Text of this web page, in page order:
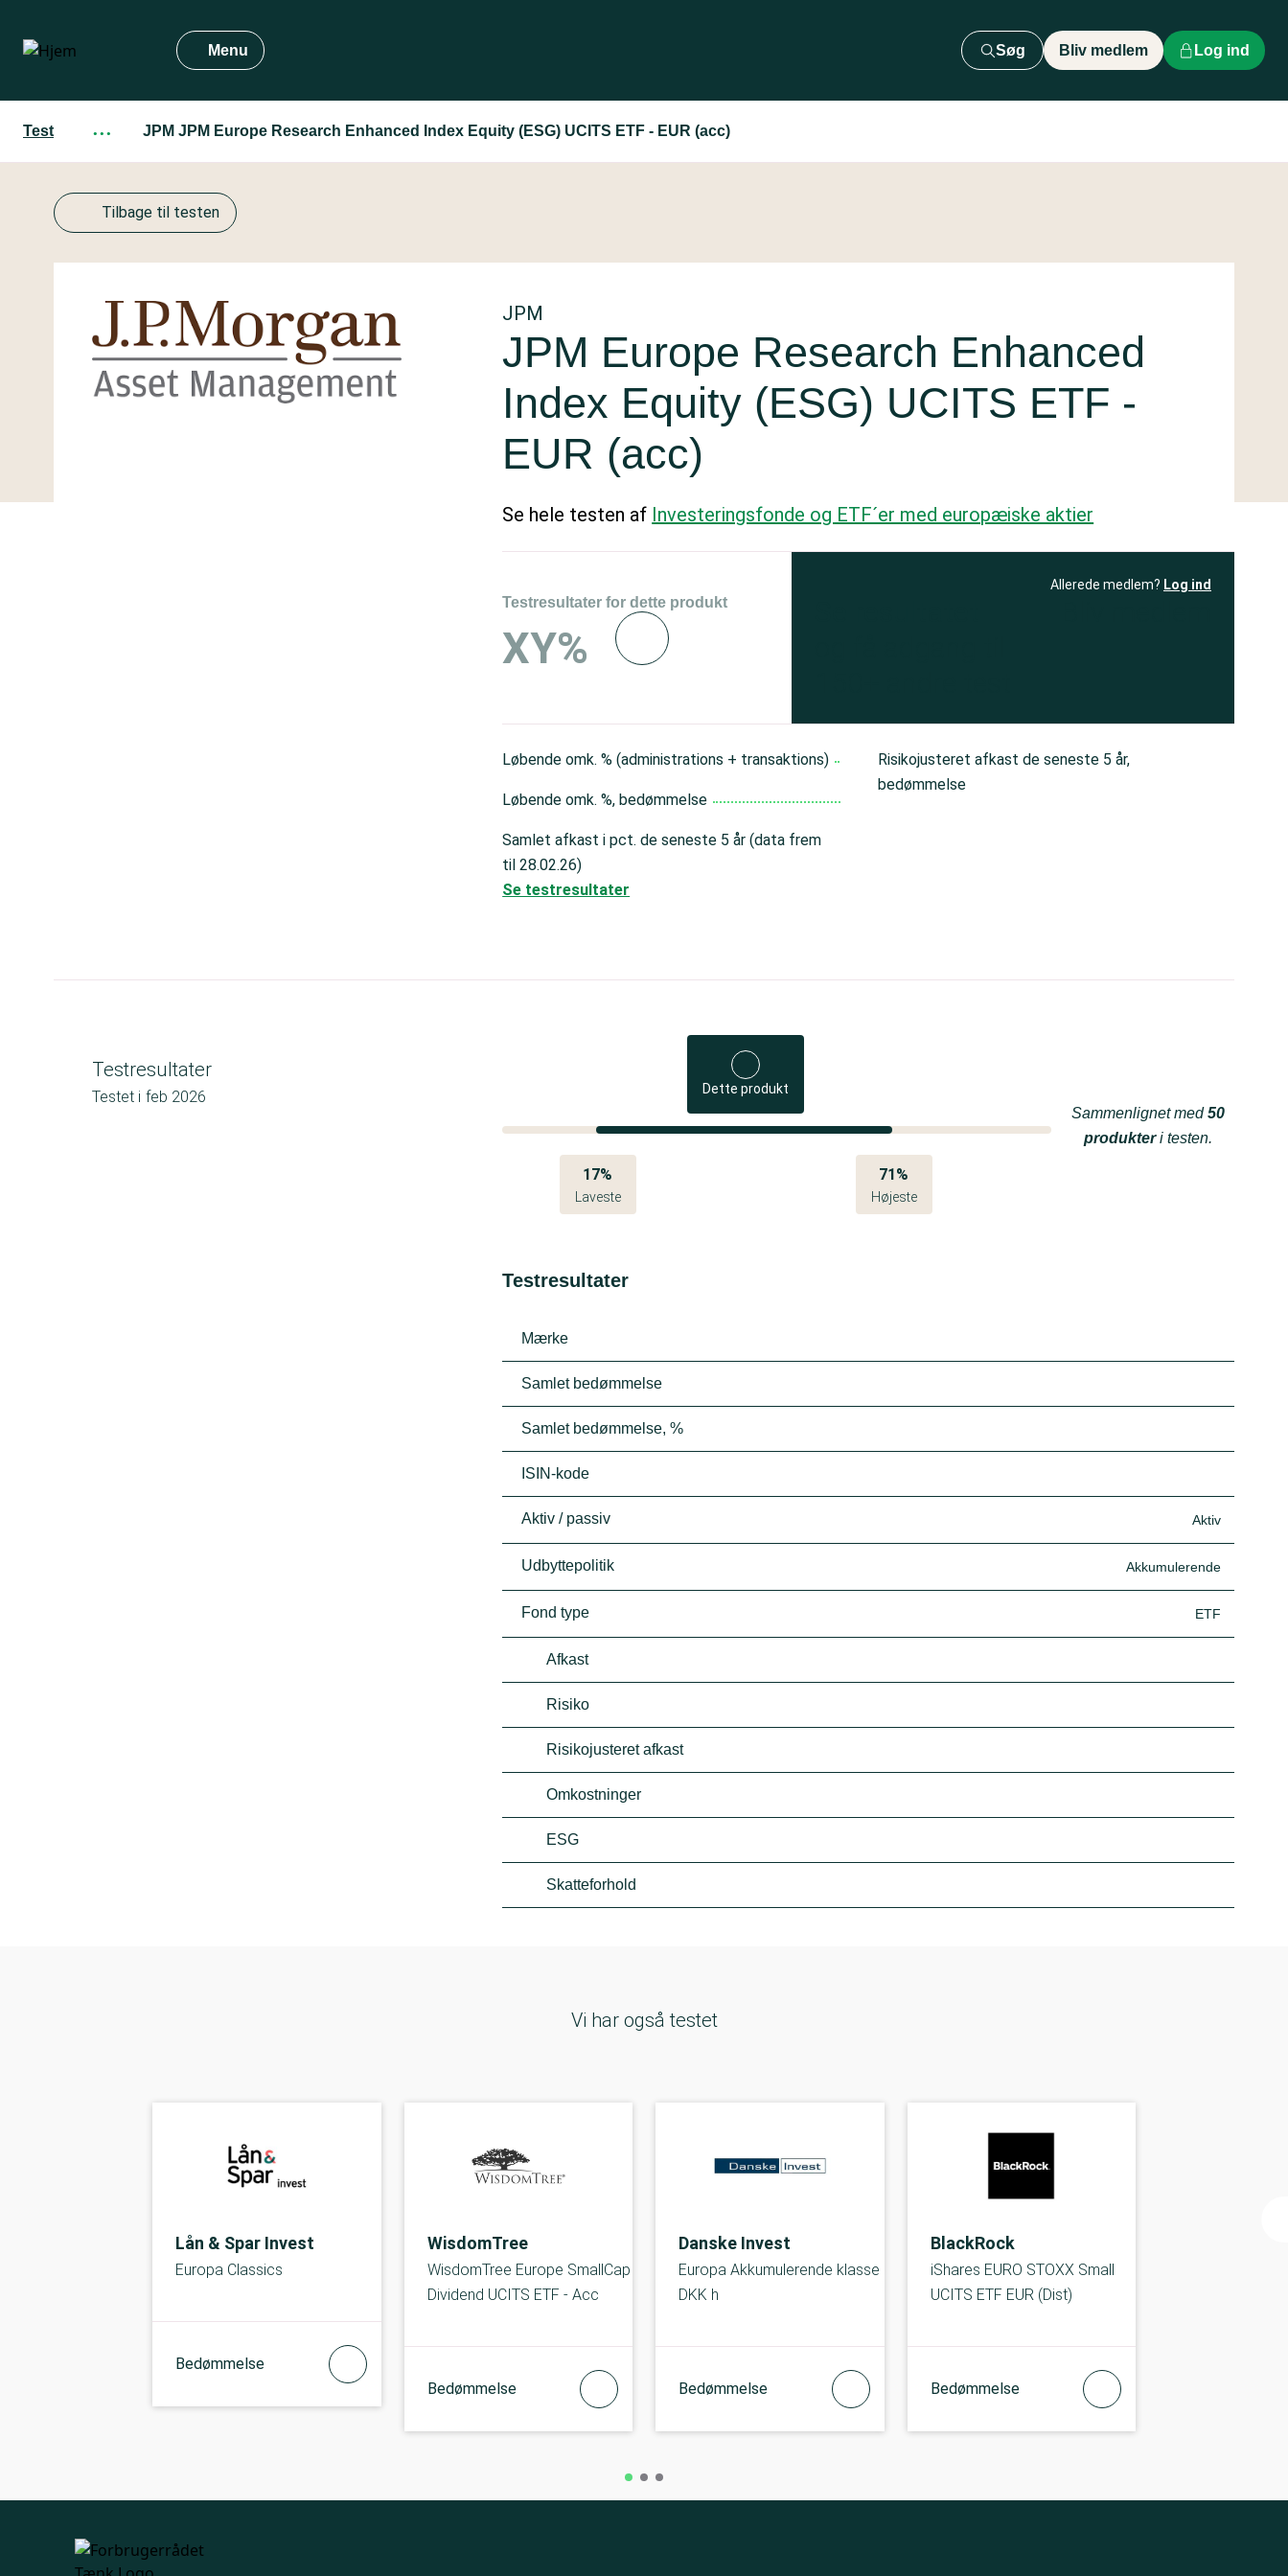
hovedindhold
Menu Søg Bliv medlem Log ind
Test ··· JPM JPM Europe Research Enhanced Index Equity (ESG) UCITS ETF - EUR (acc)
Tilbage til testen
JPM
JPM Europe Research Enhanced
Index Equity (ESG) UCITS ETF -
EUR (acc)
Se hele testen af Investeringsfonde og ETF´er med europæiske aktier
Testresultater for dette produkt
XY%
Allerede medlem? Log ind
Løbende omk. % (administrations + transaktions)
Løbende omk. %, bedømmelse
Samlet afkast i pct. de seneste 5 år (data frem
til 28.02.26)
Risikojusteret afkast de seneste 5 år,
bedømmelse
Se testresultater
Testresultater
Testet i feb 2026 Dette produkt
17%
Laveste
71%
Højeste
Sammenlignet med50
produkteri testen.
Testresultater
Mærke
Samlet bedømmelse
Samlet bedømmelse, %
ISIN-kode
Aktiv / passiv Aktiv
Udbyttepolitik Akkumulerende
Fond type ETF
Afkast
Risiko
Risikojusteret afkast
Omkostninger
ESG
Skatteforhold
Vi har også testet
Lån & Spar Invest
Europa Classics
Bedømmelse
WisdomTree
WisdomTree Europe SmallCap
Dividend UCITS ETF - Acc
Bedømmelse
Danske Invest
Europa Akkumulerende klasse
DKK h
Bedømmelse
BlackRock
iShares EURO STOXX Small
UCITS ETF EUR (Dist)
Bedømmelse